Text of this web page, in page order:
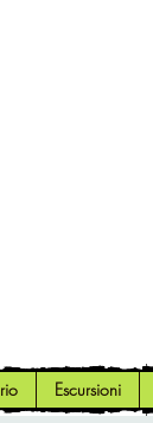
Escursioni